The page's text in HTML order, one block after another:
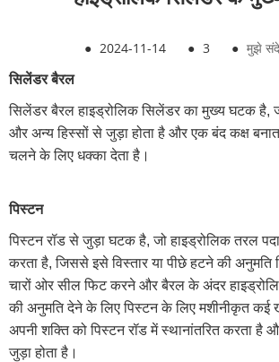
● 2024-11-14 ● 3 ● मुझे
सिलेंडर बैरल
सिलेंडर बैरल हाइड्रोलिक सिलेंडर का मुख्य घटक है,
और अन्य हिस्सों से जुड़ा होता है और एक बंद कक्ष
चलने के लिए धक्का देता है।
पिस्टन
पिस्टन रॉड से जुड़ा घटक है, जो हाइड्रोलिक तरल
करता है, जिससे इसे विस्तार या पीछे हटने की अनुमति
चारों ओर सील फिट करने और बैरल के अंदर
की अनुमति देने के लिए पिस्टन के लिए मशीनीकृत कई
अपनी शक्ति को पिस्टन रॉड में स्थानांतरित करता है
जुड़ा होता है।